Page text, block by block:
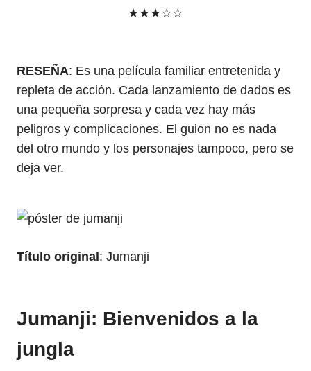
★★★☆☆
RESEÑA: Es una película familiar entretenida y
repleta de acción. Cada lanzamiento de dados es
una pequeña sorpresa y cada vez hay más
peligros y complicaciones. El guion no es nada
del otro mundo y los personajes tampoco, pero se
deja ver.
Título original : Jumanji
Jumanji: Bienvenidos a la
jungla